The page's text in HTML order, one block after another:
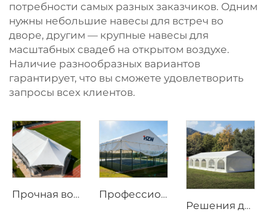
потребности самых разных заказчиков. Одним
нужны небольшие навесы для встреч во
дворе, другим — крупные навесы для
масштабных свадеб на открытом воздухе.
Наличие разнообразных вариантов
гарантирует, что вы сможете удовлетворить
запросы всех клиентов.
Прочная водонепроницаемая спортивная тентовая конструкция | Большая уличная навесная конструкция для мероприятий с возможностью нанесения индивидуального логотипа
Профессиональное решение для кровли спортивных площадок | Промышленный алюминиевый навес для арены
Решения для роскошных мероприятий: шатры для свадеб и объектов гостиничного бизнеса | Крупногабаритные сборные банкетные залы для открытых курортов